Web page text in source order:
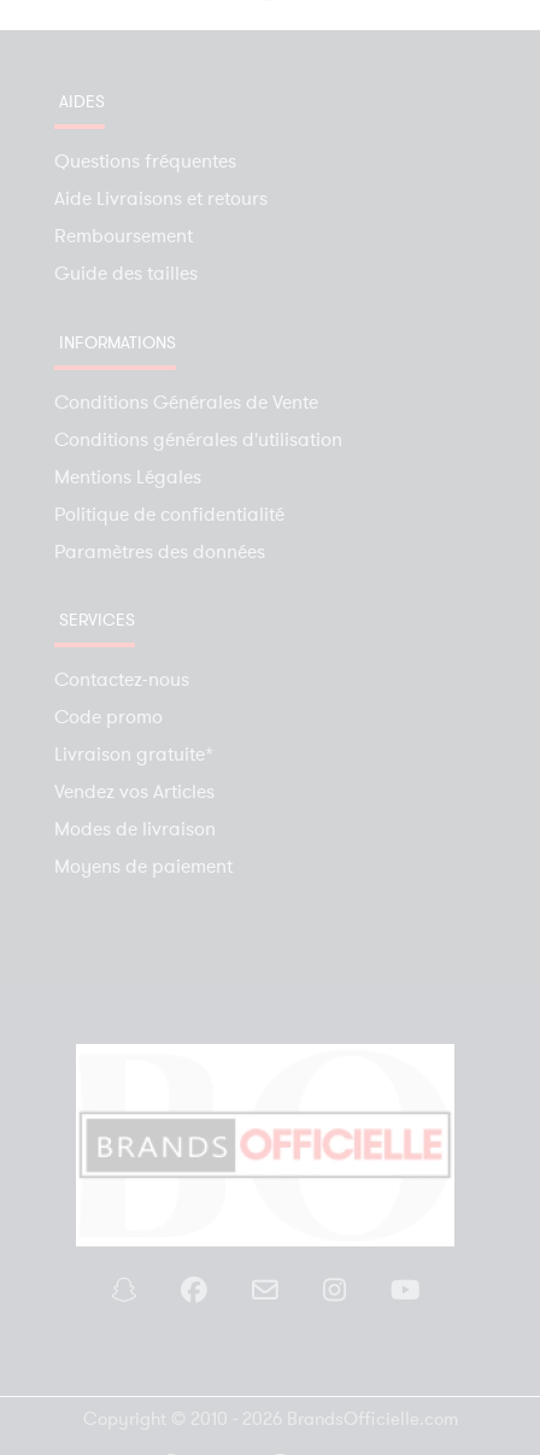
AIDES
Questions fréquentes
Aide Livraisons et retours
Remboursement
Guide des tailles
INFORMATIONS
Conditions Générales de Vente
Conditions générales d'utilisation
Mentions Légales
Politique de confidentialité
Paramètres des données
SERVICES
Contactez-nous
Code promo
Livraison gratuite*
Vendez vos Articles
Modes de livraison
Moyens de paiement
Copyright © 2010 - 2026 BrandsOfficielle.com